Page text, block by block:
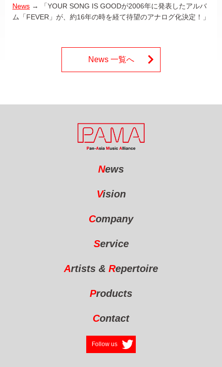
News → 「YOUR SONG IS GOODが2006年に発表したアルバ
ム「FEVER」が、約16年の時を経て待望のアナログ化決定！」
News 一覧へ
News
Vision
Company
Service
Artists & Repertoire
Products
Contact
Follow us